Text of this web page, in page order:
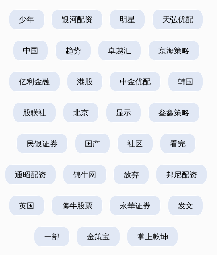
少年 银河配资 明星 天弘优配
中国 趋势 卓越汇 京海策略
亿利金融 港股 中金优配 韩国
股联社 北京 显示 叁鑫策略
民银证券 国产 社区 看完
通昭配资 锦牛网 放弃 邦尼配资
英国 嗨牛股票 永華证券 发文
一部 金策宝 掌上乾坤